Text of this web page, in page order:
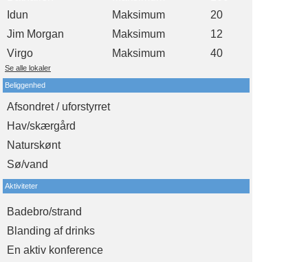
Idun
Maksimum
20
Jim Morgan
Maksimum
12
Virgo
Maksimum 40
Se alle lokaler
Beliggenhed
Afsondret / uforstyrret
Hav/skærgård
Naturskønt
Sø/vand
Aktiviteter
Badebro/strand
Blanding af drinks
En aktiv konference